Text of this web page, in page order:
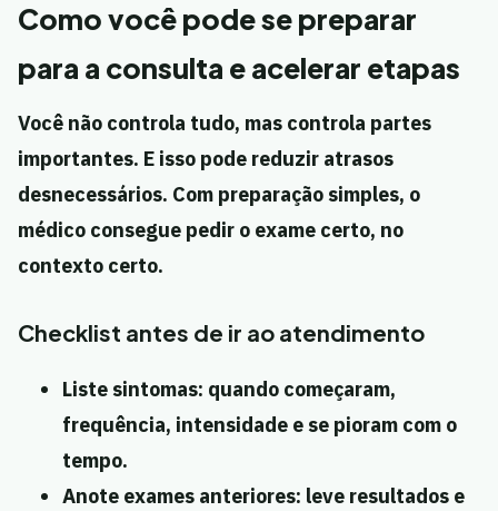
Como você pode se preparar
para a consulta e acelerar etapas
Você não controla tudo, mas controla partes
importantes. E isso pode reduzir atrasos
desnecessários. Com preparação simples, o
médico consegue pedir o exame certo, no
contexto certo.
Checklist antes de ir ao atendimento
Liste sintomas: quando começaram,
frequência, intensidade e se pioram com o
tempo.
Anote exames anteriores: leve resultados e